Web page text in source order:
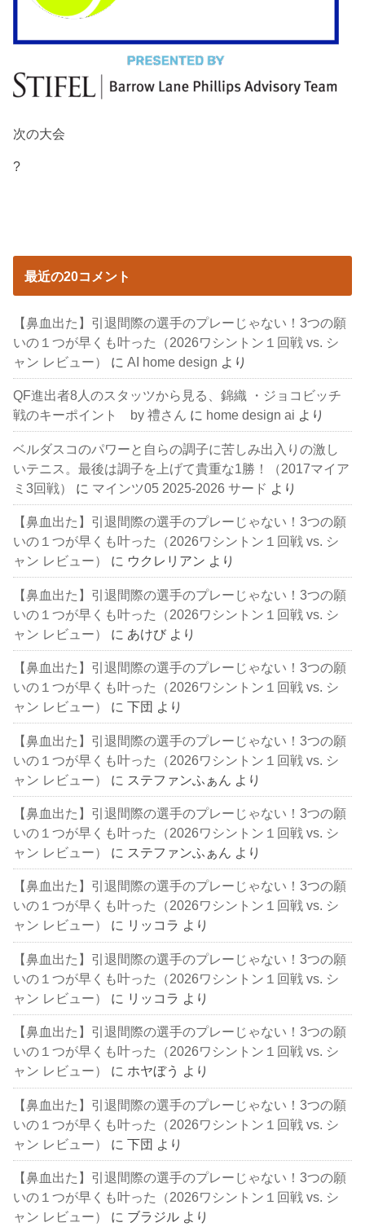
次の大会
?
最近の20コメント
【鼻血出た】引退間際の選手のプレーじゃない！3つの願
いの１つが早くも叶った（2026ワシントン１回戦 vs. シ
ャン レビュー）
にAI home design より
QF進出者8人のスタッツから見る、錦織 ・ジョコビッチ
戦のキーポイント by 禮さん に home design ai より
ベルダスコのパワーと自らの調子に苦しみ出入りの激し
いテニス。最後は調子を上げて貴重な1勝！（2017マイア
ミ3回戦）
に マインツ05 2025-2026 サード より
【鼻血出た】引退間際の選手のプレーじゃない！3つの願
いの１つが早くも叶った（2026ワシントン１回戦 vs. シ
ャン レビュー）
に ウクレリアン より
【鼻血出た】引退間際の選手のプレーじゃない！3つの願
いの１つが早くも叶った（2026ワシントン１回戦 vs. シ
ャン レビュー）
に あけび より
【鼻血出た】引退間際の選手のプレーじゃない！3つの願
いの１つが早くも叶った（2026ワシントン１回戦 vs. シ
ャン レビュー）
に下団 より
【鼻血出た】引退間際の選手のプレーじゃない！3つの願
いの１つが早くも叶った（2026ワシントン１回戦 vs. シ
ャン レビュー）
に ステファンふぁん より
【鼻血出た】引退間際の選手のプレーじゃない！3つの願
いの１つが早くも叶った（2026ワシントン１回戦 vs. シ
ャン レビュー）
に ステファンふぁん より
【鼻血出た】引退間際の選手のプレーじゃない！3つの願
いの１つが早くも叶った（2026ワシントン１回戦 vs. シ
ャン レビュー）
に リッコラ より
【鼻血出た】引退間際の選手のプレーじゃない！3つの願
いの１つが早くも叶った（2026ワシントン１回戦 vs. シ
ャン レビュー）
に リッコラ より
【鼻血出た】引退間際の選手のプレーじゃない！3つの願
いの１つが早くも叶った（2026ワシントン１回戦 vs. シ
ャン レビュー）
に ホヤぼう より
【鼻血出た】引退間際の選手のプレーじゃない！3つの願
いの１つが早くも叶った（2026ワシントン１回戦 vs. シ
ャン レビュー）
に下団 より
【鼻血出た】引退間際の選手のプレーじゃない！3つの願
いの１つが早くも叶った（2026ワシントン１回戦 vs. シ
ャン レビュー）
に ブラジル より